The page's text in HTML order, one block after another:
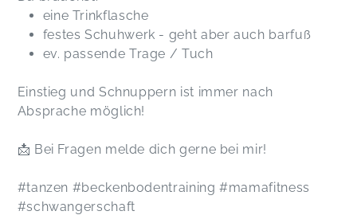
eine Trinkflasche
festes Schuhwerk - geht aber auch barfuß
ev. passende Trage / Tuch
Einstieg und Schnuppern ist immer nach
Absprache möglich!
📩 Bei Fragen melde dich gerne bei mir!
#tanzen #beckenbodentraining #mamafitness
#schwangerschaft